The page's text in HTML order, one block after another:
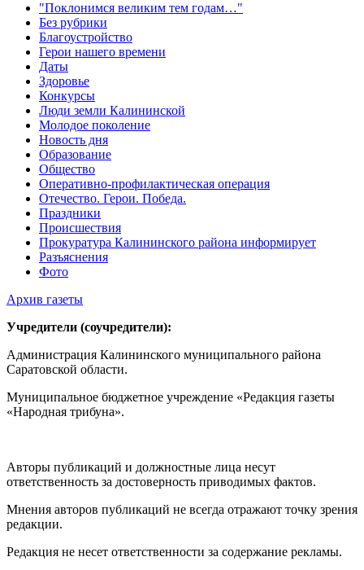
"Поклонимся великим тем годам…"
Без рубрики
Благоустройство
Герои нашего времени
Даты
Здоровье
Конкурсы
Люди земли Калининской
Молодое поколение
Новость дня
Образование
Общество
Оперативно-профилактическая операция
Отечество. Герои. Победа.
Праздники
Происшествия
Прокуратура Калининского района информирует
Разъяснения
Фото
Архив газеты
Учредители (соучредители):
Администрация Калининского муниципального района
Саратовской области.
Муниципальное бюджетное учреждение «Редакция газеты
«Народная трибуна».
Авторы публикаций и должностные лица несут
ответственность за достоверность приводимых фактов.
Мнения авторов публикаций не всегда отражают точку зрения
редакции.
Редакция не несет ответственности за содержание рекламы.